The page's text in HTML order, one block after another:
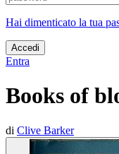
Hai dimenticato la tua
Accedi
Entra
Books of
di Clive Barker